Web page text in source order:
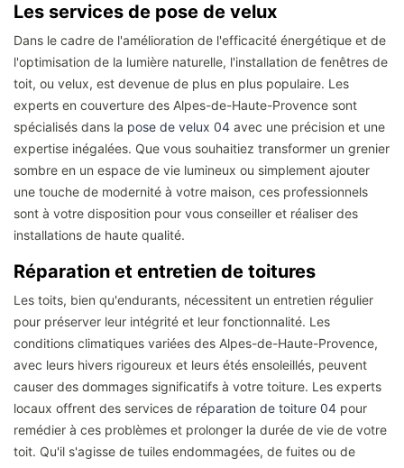
Les services de pose de velux
Dans le cadre de l'amélioration de l'efficacité énergétique et de
l'optimisation de la lumière naturelle, l'installation de fenêtres de
toit, ou velux, est devenue de plus en plus populaire. Les
experts en couverture des Alpes-de-Haute-Provence sont
spécialisés dans la pose de velux 04 avec une précision et une
expertise inégalées. Que vous souhaitiez transformer un grenier
sombre en un espace de vie lumineux ou simplement ajouter
une touche de modernité à votre maison, ces professionnels
sont à votre disposition pour vous conseiller et réaliser des
installations de haute qualité.
Réparation et entretien de toitures
Les toits, bien qu'endurants, nécessitent un entretien régulier
pour préserver leur intégrité et leur fonctionnalité. Les
conditions climatiques variées des Alpes-de-Haute-Provence,
avec leurs hivers rigoureux et leurs étés ensoleillés, peuvent
causer des dommages significatifs à votre toiture. Les experts
locaux offrent des services de réparation de toiture 04 pour
remédier à ces problèmes et prolonger la durée de vie de votre
toit. Qu'il s'agisse de tuiles endommagées, de fuites ou de